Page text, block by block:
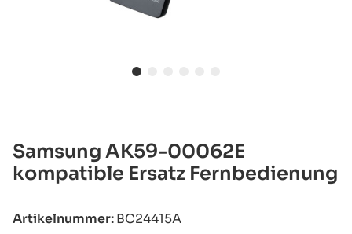
Samsung AK59-00062E
kompatible Ersatz Fernbedienung
Artikelnummer:BC24415A